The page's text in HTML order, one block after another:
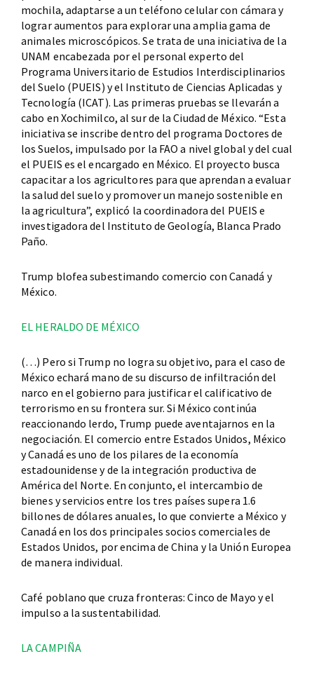
mochila, adaptarse a un teléfono celular con cámara y
lograr aumentos para explorar una amplia gama de
animales microscópicos. Se trata de una iniciativa de la
UNAM encabezada por el personal experto del
Programa Universitario de Estudios Interdisciplinarios
del Suelo (PUEIS) y el Instituto de Ciencias Aplicadas y
Tecnología (ICAT). Las primeras pruebas se llevarán a
cabo en Xochimilco, al sur de la Ciudad de México. “Esta
iniciativa se inscribe dentro del programa Doctores de
los Suelos, impulsado por la FAO a nivel global y del cual
el PUEIS es el encargado en México. El proyecto busca
capacitar a los agricultores para que aprendan a evaluar
la salud del suelo y promover un manejo sostenible en
la agricultura”, explicó la coordinadora del PUEIS e
investigadora del Instituto de Geología, Blanca Prado
Paño.
Trump blofea subestimando comercio con Canadá y
México.
EL HERALDO DE MÉXICO
(…) Pero si Trump no logra su objetivo, para el caso de
México echará mano de su discurso de infiltración del
narco en el gobierno para justificar el calificativo de
terrorismo en su frontera sur. Si México continúa
reaccionando lerdo, Trump puede aventajarnos en la
negociación. El comercio entre Estados Unidos, México
y Canadá es uno de los pilares de la economía
estadounidense y de la integración productiva de
América del Norte. En conjunto, el intercambio de
bienes y servicios entre los tres países supera 1.6
billones de dólares anuales, lo que convierte a México y
Canadá en los dos principales socios comerciales de
Estados Unidos, por encima de China y la Unión Europea
de manera individual.
Café poblano que cruza fronteras: Cinco de Mayo y el
impulso a la sustentabilidad.
LA CAMPIÑA